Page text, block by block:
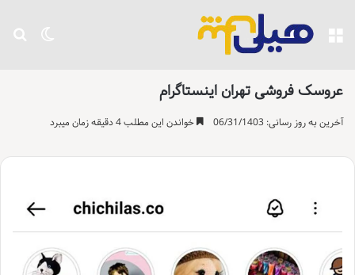
تغییر منو
عروسک فروشی تهران اینستاگرام
آخرین به روز رسانی: 06/31/1403 خواندن این مطلب 4 دقیقه زمان میبرد